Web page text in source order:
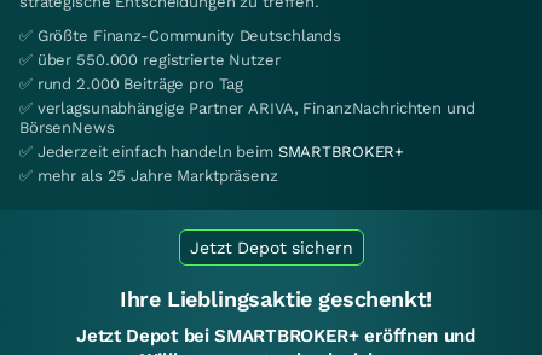
✅ Größte Finanz-Community Deutschlands
✅ über 550.000 registrierte Nutzer
✅ rund 2.000 Beiträge pro Tag
✅ verlagsunabhängige Partner ARIVA, FinanzNachrichten und
BörsenNews
✅ Jederzeit einfach handeln beim SMARTBROKER+
✅ mehr als 25 Jahre Marktpräsenz
Jetzt Depot sichern
Ihre Lieblingsaktie geschenkt!
Jetzt Depot bei SMARTBROKER+ eröffnen und